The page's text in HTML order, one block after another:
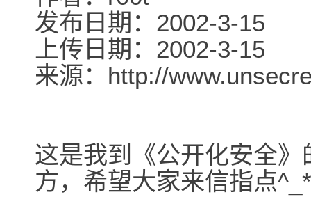
发布日期：2002-3-15
上传日期：2002-3-15
来源：http://
这是我到《公开化安全
方，希望大家来信指点^_*